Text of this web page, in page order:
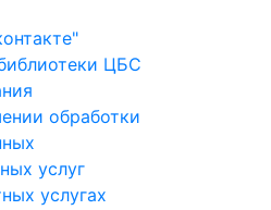
ЦБС
обработки
услуг
услугах